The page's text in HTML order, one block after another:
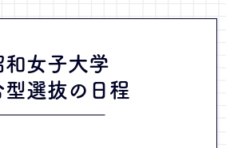
和女子大学
型選抜の日程